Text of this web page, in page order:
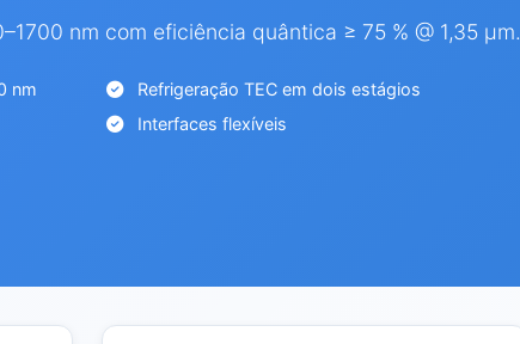
nm com eficiência quântica ≥ 75 % @ 1,35 µm.
nm
Refrigeração TEC em dois estágios
Interfaces flexíveis